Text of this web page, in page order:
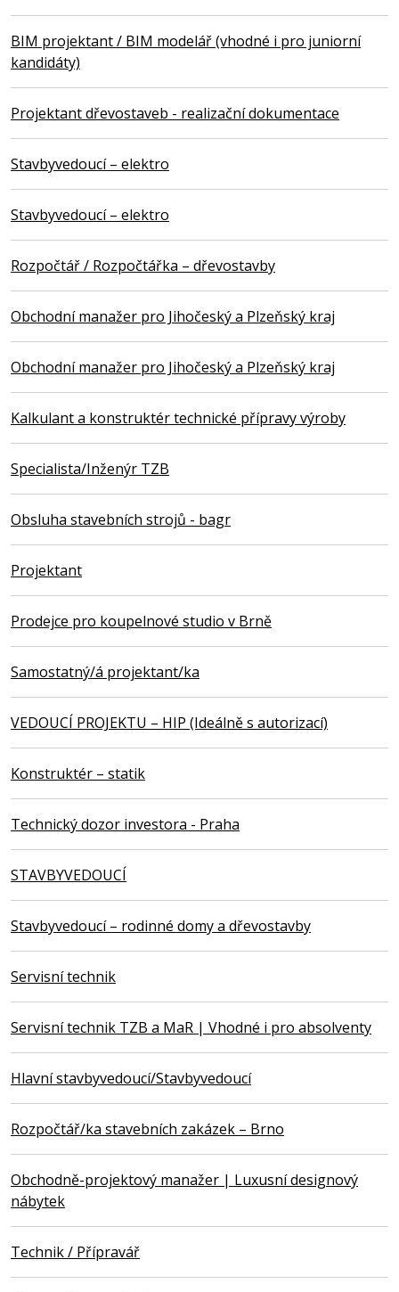
BIM projektant / BIM modelář (vhodné i pro juniorní
kandidáty)
Projektant dřevostaveb - realizační dokumentace
Stavbyvedoucí – elektro
Stavbyvedoucí – elektro
Rozpočtář / Rozpočtářka – dřevostavby
Obchodní manažer pro Jihočeský a Plzeňský kraj
Obchodní manažer pro Jihočeský a Plzeňský kraj
Kalkulant a konstruktér technické přípravy výroby
Specialista/Inženýr TZB
Obsluha stavebních strojů - bagr
Projektant
Prodejce pro koupelnové studio v Brně
Samostatný/á projektant/ka
VEDOUCÍ PROJEKTU – HIP (Ideálně s autorizací)
Konstruktér – statik
Technický dozor investora - Praha
STAVBYVEDOUCÍ
Stavbyvedoucí – rodinné domy a dřevostavby
Servisní technik
Servisní technik TZB a MaR | Vhodné i pro absolventy
Hlavní stavbyvedoucí/Stavbyvedoucí
Rozpočtář/ka stavebních zakázek – Brno
Obchodně-projektový manažer | Luxusní designový
nábytek
Technik / Přípravář